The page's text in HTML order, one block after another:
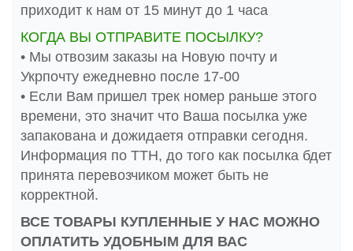
приходит к нам от 15 минут до 1 часа
КОГДА ВЫ ОТПРАВИТЕ ПОСЫЛКУ?
• Мы отвозим заказы на Новую почту и
Укрпочту ежедневно после 17-00
• Если Вам пришел трек номер раньше этого
времени, это значит что Ваша посылка уже
запакована и дожидаетя отправки сегодня.
Информация по ТТН, до того как посылка бдет
принята перевозчиком может быть не
корректной.
ВСЕ ТОВАРЫ КУПЛЕННЫЕ У НАС МОЖНО
ОПЛАТИТЬ УДОБНЫМ ДЛЯ ВАС